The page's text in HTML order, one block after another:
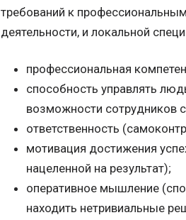
требований к
деятельности, и локальной
профессиональная
способность управлять
возможности сотрудников
ответственность
мотивация достижения
нацеленной на результат);
оперативное мышление
находить нетривиальные